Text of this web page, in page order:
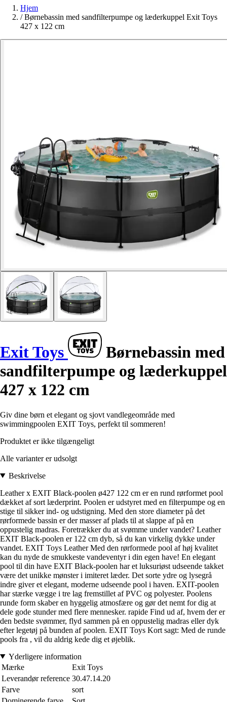
Hjem
/ Børnebassin med sandfilterpumpe og læderkuppel Exit Toys
427 x 122 cm
Exit Toys
Børnebassin med
sandfilterpumpe og læderkuppel
427 x 122 cm
Giv dine børn et elegant og sjovt vandlegeområde med
swimmingpoolen EXIT Toys, perfekt til sommeren!
Produktet er ikke tilgængeligt
Alle varianter er udsolgt
Beskrivelse
Leather x EXIT Black-poolen ø427 122 cm er en rund rørformet pool
dækket af sort læderprint. Poolen er udstyret med en filterpumpe og en
stige til sikker ind- og udstigning. Med den store diameter på det
rørformede bassin er der masser af plads til at slappe af på en
oppustelig madras. Foretrækker du at svømme under vandet? Leather
EXIT Black-poolen er 122 cm dyb, så du kan virkelig dykke under
vandet. EXIT Toys Leather Med den rørformede pool af høj kvalitet
kan du nyde de smukkeste vandeventyr i din egen have! En elegant
pool til din have EXIT Black-poolen har et luksuriøst udseende takket
være det unikke mønster i imiteret læder. Det sorte ydre og lysegrå
indre giver et elegant, moderne udseende pool i haven. EXIT-poolen
har stærke vægge i tre lag fremstillet af PVC og polyester. Poolens
runde form skaber en hyggelig atmosfære og gør det nemt for dig at
dele gode stunder med flere mennesker. rapide Find ud af, hvem der er
den bedste svømmer, flyd sammen på en oppustelig madras eller dyk
efter legetøj på bunden af poolen. EXIT Toys Kort sagt: Med de runde
pools fra , vil du aldrig kede dig et øjeblik.
Yderligere information
Mærke
Exit Toys
Leverandør reference 30.47.14.20
Farve
sort